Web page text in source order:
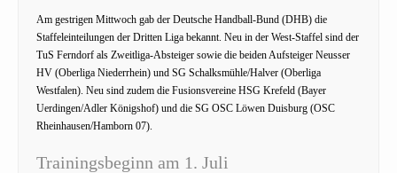
Am gestrigen Mittwoch gab der Deutsche Handball-Bund (DHB) die
Staffeleinteilungen der Dritten Liga bekannt. Neu in der West-Staffel sind der
TuS Ferndorf als Zweitliga-Absteiger sowie die beiden Aufsteiger Neusser
HV (Oberliga Niederrhein) und SG Schalksmühle/Halver (Oberliga
Westfalen). Neu sind zudem die Fusionsvereine HSG Krefeld (Bayer
Uerdingen/Adler Königshof) und die SG OSC Löwen Duisburg (OSC
Rheinhausen/Hamborn 07).
Trainingsbeginn am 1. Juli